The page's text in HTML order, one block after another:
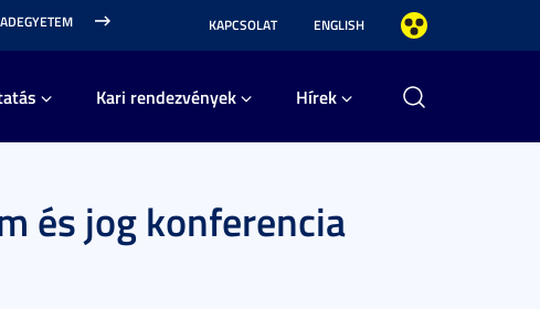
KAPCSOLAT ENGLISH
Kari rendezvények Hírek
és jog konferencia